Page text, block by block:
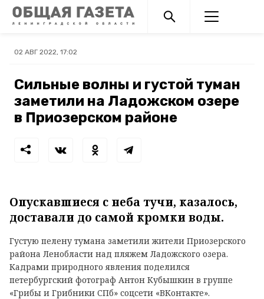
02 АВГ 2022, 17:02
Сильные волны и густой туман
заметили на Ладожском озере
в Приозерском районе
Опускавшиеся с неба тучи, казалось,
доставали до самой кромки воды.
Густую пелену тумана заметили жители Приозерского
района Ленобласти над пляжем Ладожского озера.
Кадрами природного явления поделился
петербургский фотограф Антон Кубышкин в группе
«Грибы и Грибники СПб» соцсети «ВКонтакте».